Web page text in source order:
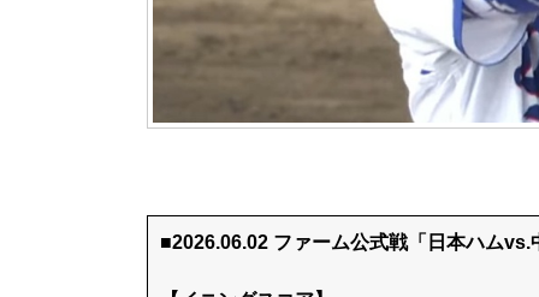
■2026.06.02 ファーム公式戦「日本ハムvs.